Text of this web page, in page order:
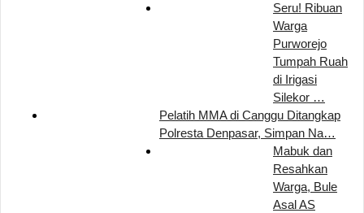
Seru! Ribuan
Warga
Purworejo
Tumpah Ruah
di Irigasi
Silekor …
Pelatih MMA di Canggu Ditangkap
Polresta Denpasar, Simpan Na…
Mabuk dan
Resahkan
Warga, Bule
Asal AS